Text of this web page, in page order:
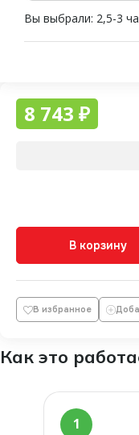
Вы выбрали: 2,5-3
8 743 ₽
В корзину
В избранное
Как это
1